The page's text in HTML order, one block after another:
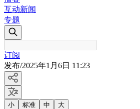
互动新闻
专题
订阅
发布/2025年1月6日 11:23
小 标准 中 大